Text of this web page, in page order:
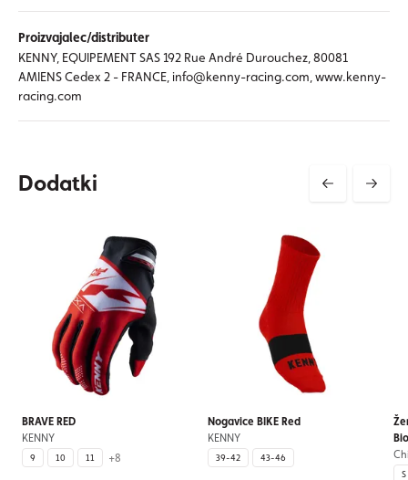
Proizvajalec/distributer
KENNY, EQUIPEMENT SAS 192 Rue André Durouchez, 80081
AMIENS Cedex 2 - FRANCE, info@kenny-racing.com, www.kenny-
racing.com
Dodatki
BRAVE RED
KENNY
9 10 11 +8
Nogavice BIKE Red
KENNY
39-42 43-46
S